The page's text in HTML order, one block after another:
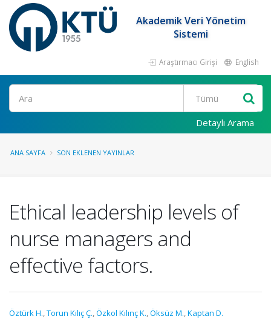
Akademik Veri Yönetim
Sistemi
Araştırmacı Girişi English
Ara
Detaylı Arama
ANA SAYFA SON EKLENEN YAYINLAR
Ethical leadership levels of
nurse managers and
effective factors.
Öztürk H.,Torun Kılıç Ç.,Özkol Kılınç K.,Öksüz M.,Kaptan D.